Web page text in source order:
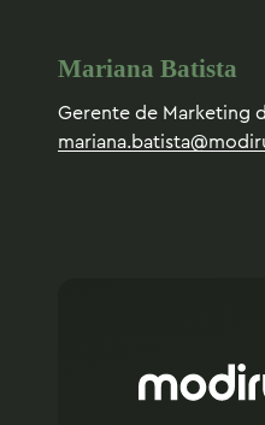
Mariana Batista
Gerente de Marketing